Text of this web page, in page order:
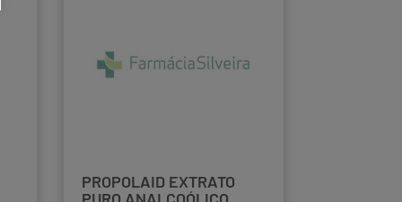
PROPOLAID EXTRATO
PURO ANALCOÓLICO